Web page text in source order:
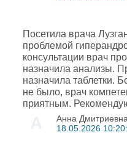
Посетила врача
проблемой
консультации врач
назначила анализы.
назначила таблетки.
не было, врач
приятным.
Анна
18.05.2026